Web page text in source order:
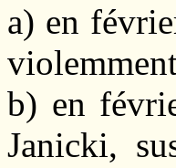
a) en
b) en
Janicki,